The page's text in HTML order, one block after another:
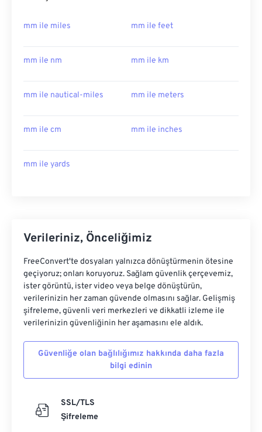
mm ile miles mm ile feet
mm ile nm mm ile km
mm ile nautical-miles mm ile meters
mm ile cm mm ile inches
mm ile yards
Verileriniz, Önceliğimiz
FreeConvert'te dosyaları yalnızca dönüştürmenin ötesine
geçiyoruz; onları koruyoruz. Sağlam güvenlik çerçevemiz,
ister görüntü, ister video veya belge dönüştürün,
verilerinizin her zaman güvende olmasını sağlar. Gelişmiş
şifreleme, güvenli veri merkezleri ve dikkatli izleme ile
verilerinizin güvenliğinin her aşamasını ele aldık.
Güvenliğe olan bağlılığımız hakkında daha fazla
bilgi edinin
SSL/TLS
Şifreleme